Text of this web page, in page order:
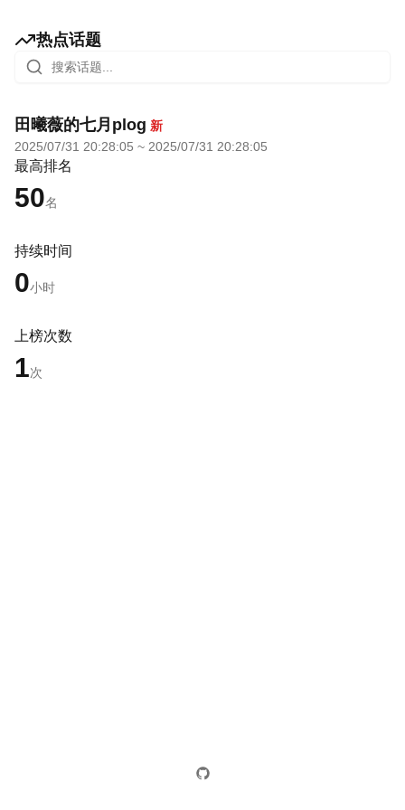
热点话题
田曦薇的七月plog 新
2025/07/31 20:28:05 ~ 2025/07/31 20:28:05
最高排名
50名
持续时间
0小时
上榜次数
1次